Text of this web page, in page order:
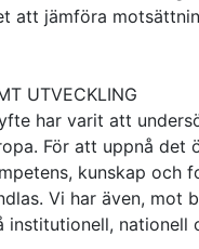
att jämföra
UTVECKLING
har varit att
För att uppnå
kunskap och
Vi har även,
institutionell, nationell